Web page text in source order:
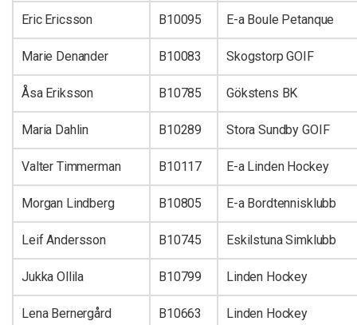
Eric Ericsson B10095 E-a Boule Petanque
Marie Denander B10083 Skogstorp GOIF
Åsa Eriksson B10785 Gökstens BK
Maria Dahlin B10289 Stora Sundby GOIF
Valter Timmerman B10117 E-a Linden Hockey
Morgan Lindberg B10805 E-a Bordtennisklubb
Leif Andersson B10745 Eskilstuna Simklubb
Jukka Ollila B10799 Linden Hockey
Lena Bernergård B10663 Linden Hockey